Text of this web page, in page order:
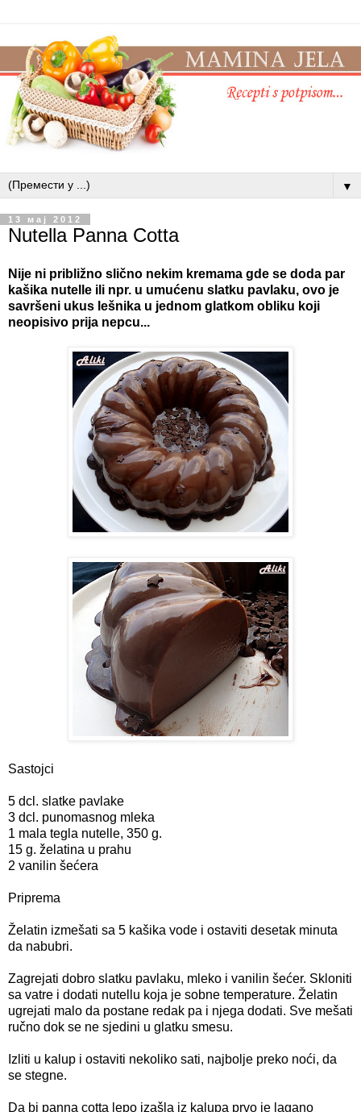
▼
13 мај 2012
Nutella Panna Cotta
Nije ni približno slično nekim kremama gde se doda par
kašika nutelle ili npr. u umućenu slatku pavlaku, ovo je
savršeni ukus lešnika u jednom glatkom obliku koji
neopisivo prija nepcu...
Sastojci
5 dcl. slatke pavlake
3 dcl. punomasnog mleka
1 mala tegla nutelle, 350 g.
15 g. želatina u prahu
2 vanilin šećera
Priprema
Želatin izmešati sa 5 kašika vode i ostaviti desetak minuta
da nabubri.
Zagrejati dobro slatku pavlaku, mleko i vanilin šećer. Skloniti
sa vatre i dodati nutellu koja je sobne temperature. Želatin
ugrejati malo da postane redak pa i njega dodati. Sve mešati
ručno dok se ne sjedini u glatku smesu.
Izliti u kalup i ostaviti nekoliko sati, najbolje preko noći, da
se stegne.
Da bi panna cotta lepo izašla iz kalupa prvo je lagano